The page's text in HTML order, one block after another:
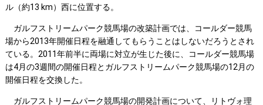
ル（約13 km）西に位置する。
ガルフストリームパーク競馬場の改築計画では、コールダー競馬
場から2013年開催日程を融通してもらうことはしないだろうとされ
ている。2011年前半に両場に対立が生じた後に、コールダー競馬場
は4月の3週間の開催日程とガルフストリームパーク競馬場の12月の
開催日程を交換した。
ガルフストリームパーク競馬場の開発計画について、リトヴォ理